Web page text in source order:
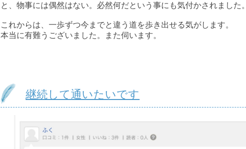
と、物事には偶然はない。必然何だという事にも気付かされました。
これからは、一歩ずつ今までと違う道を歩き出せる気がします。
本当に有難うございました。また伺います。
継続して通いたいです